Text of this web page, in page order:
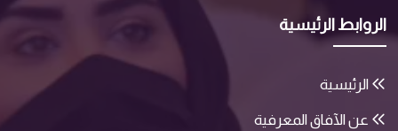
الروابط الرئيسية
الرئيسية
عن الآفاق المعرفية